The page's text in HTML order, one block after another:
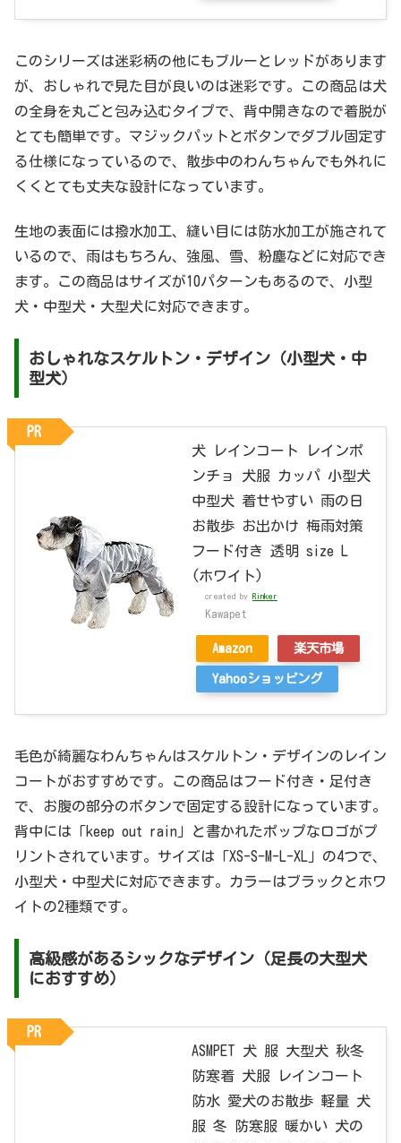
このシリーズは迷彩柄の他にもブルーとレッドがあります
が、おしゃれで見た目が良いのは迷彩です。この商品は犬
の全身を丸ごと包み込むタイプで、背中開きなので着脱が
とても簡単です。マジックパットとボタンでダブル固定す
る仕様になっているので、散歩中のわんちゃんでも外れに
くくとても丈夫な設計になっています。
生地の表面には撥水加工、縫い目には防水加工が施されて
いるので、雨はもちろん、強風、雪、粉塵などに対応でき
ます。この商品はサイズが10パターンもあるので、小型
犬・中型犬・大型犬に対応できます。
おしゃれなスケルトン・デザイン（小型犬・中
型犬）
犬 レインコート レインポ
ンチョ 犬服 カッパ 小型犬
中型犬 着せやすい 雨の日
お散歩 お出かけ 梅雨対策
フード付き 透明 size L
(ホワイト)
created by Rinker
Kawapet
Amazon 楽天市場
Yahooショッピング
PR
毛色が綺麗なわんちゃんはスケルトン・デザインのレイン
コートがおすすめです。この商品はフード付き・足付き
で、お腹の部分のボタンで固定する設計になっています。
背中には「keep out rain」と書かれたポップなロゴがプ
リントされています。サイズは「XS-S-M-L-XL」の4つで、
小型犬・中型犬に対応できます。カラーはブラックとホワ
イトの2種類です。
高級感があるシックなデザイン（足長の大型犬
におすすめ）
ASMPET 犬 服 大型犬 秋冬
防寒着 犬服 レインコート
防水 愛犬のお散歩 軽量 犬
服 冬 防寒服 暖かい 犬の
PR